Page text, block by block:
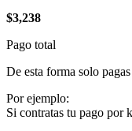
$3,238
Pago total
De esta forma solo
Por ejemplo:
Si contratas tu pago por